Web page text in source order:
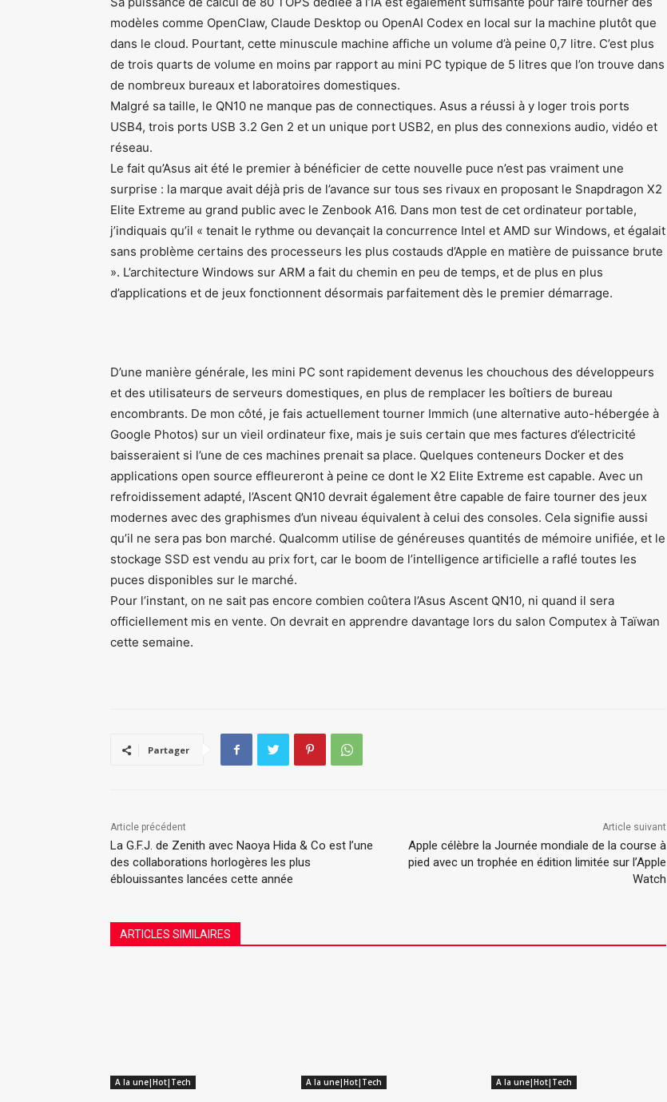
modèles comme OpenClaw, Claude Desktop ou OpenAI Codex en local sur la machine plutôt que
dans le cloud. Pourtant, cette minuscule machine affiche un volume d’à peine 0,7 litre. C’est plus
de trois quarts de volume en moins par rapport au mini PC typique de 5 litres que l’on trouve dans
de nombreux bureaux et laboratoires domestiques.
Malgré sa taille, le QN10 ne manque pas de connectiques. Asus a réussi à y loger trois ports
USB4, trois ports USB 3.2 Gen 2 et un unique port USB2, en plus des connexions audio, vidéo et
réseau.
Le fait qu’Asus ait été le premier à bénéficier de cette nouvelle puce n’est pas vraiment une
surprise : la marque avait déjà pris de l’avance sur tous ses rivaux en proposant le Snapdragon X2
Elite Extreme au grand public avec le Zenbook A16. Dans mon test de cet ordinateur portable,
j’indiquais qu’il « tenait le rythme ou devançait la concurrence Intel et AMD sur Windows, et égalait
sans problème certains des processeurs les plus costauds d’Apple en matière de puissance brute
». L’architecture Windows sur ARM a fait du chemin en peu de temps, et de plus en plus
d’applications et de jeux fonctionnent désormais parfaitement dès le premier démarrage.
D’une manière générale, les mini PC sont rapidement devenus les chouchous des développeurs
et des utilisateurs de serveurs domestiques, en plus de remplacer les boîtiers de bureau
encombrants. De mon côté, je fais actuellement tourner Immich (une alternative auto-hébergée à
Google Photos) sur un vieil ordinateur fixe, mais je suis certain que mes factures d’électricité
baisseraient si l’une de ces machines prenait sa place. Quelques conteneurs Docker et des
applications open source effleureront à peine ce dont le X2 Elite Extreme est capable. Avec un
refroidissement adapté, l’Ascent QN10 devrait également être capable de faire tourner des jeux
modernes avec des graphismes d’un niveau équivalent à celui des consoles. Cela signifie aussi
qu’il ne sera pas bon marché. Qualcomm utilise de généreuses quantités de mémoire unifiée, et le
stockage SSD est vendu au prix fort, car le boom de l’intelligence artificielle a raflé toutes les
puces disponibles sur le marché.
Pour l’instant, on ne sait pas encore combien coûtera l’Asus Ascent QN10, ni quand il sera
officiellement mis en vente. On devrait en apprendre davantage lors du salon Computex à Taïwan
cette semaine.
Partager
Article précédent
La G.F.J. de Zenith avec Naoya Hida & Co est l’une
des collaborations horlogères les plus
éblouissantes lancées cette année
Article suivant
Apple célèbre la Journée mondiale de la course à
pied avec un trophée en édition limitée sur l’Apple
Watch
ARTICLES SIMILAIRES
A la une|Hot|Tech A la une|Hot|Tech A la une|Hot|Tech